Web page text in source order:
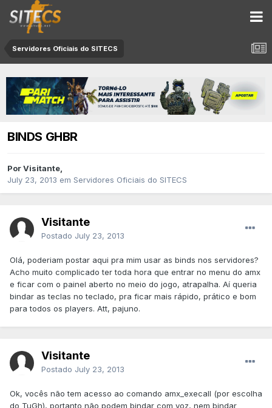
Servidores Oficiais do SITECS
BINDS GHBR
PorVisitante
July 23, 2013 em Servidores Oficiais do SITECS
Visitante
Postado July 23, 2013
Olá, poderiam postar aqui pra mim usar as binds nos servidores?
Acho muito complicado ter toda hora que entrar no menu do amx
e ficar com o painel aberto no meio do jogo, atrapalha. Aí queria
bindar as teclas no teclado, pra ficar mais rápido, prático e bom
para todos os players. Att, pajuno.
Visitante
Postado July 23, 2013
Ok, vocês não tem acesso ao comando amx_execall (por escolha
do TuGh), portanto não podem bindar com voz, nem bindar